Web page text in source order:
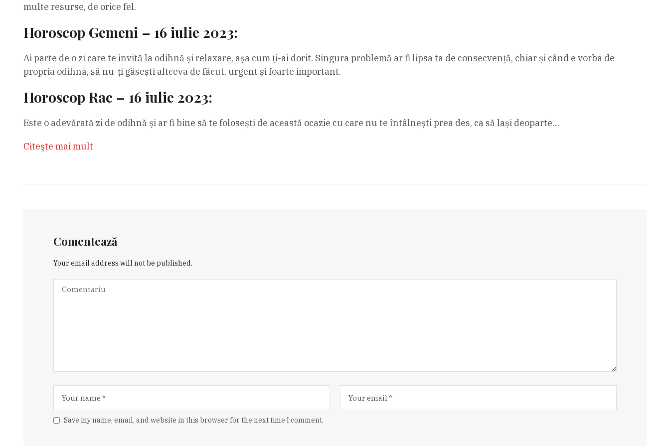
multe resurse, de orice fel.
Horoscop Gemeni – 16 iulie 2023:
Ai parte de o zi care te invită la odihnă și relaxare, așa cum ți-ai dorit. Singura problemă ar fi lipsa ta de consecvență, chiar și când e vorba de
propria odihnă, să nu-ți găsești altceva de făcut, urgent și foarte important.
Horoscop Rac – 16 iulie 2023:
Este o adevărată zi de odihnă și ar fi bine să te folosești de această ocazie cu care nu te întâlnești prea des, ca să lași deoparte…
Citeşte mai mult
Comentează
Your email address will not be published.
Save my name, email, and website in this browser for the next time I comment.